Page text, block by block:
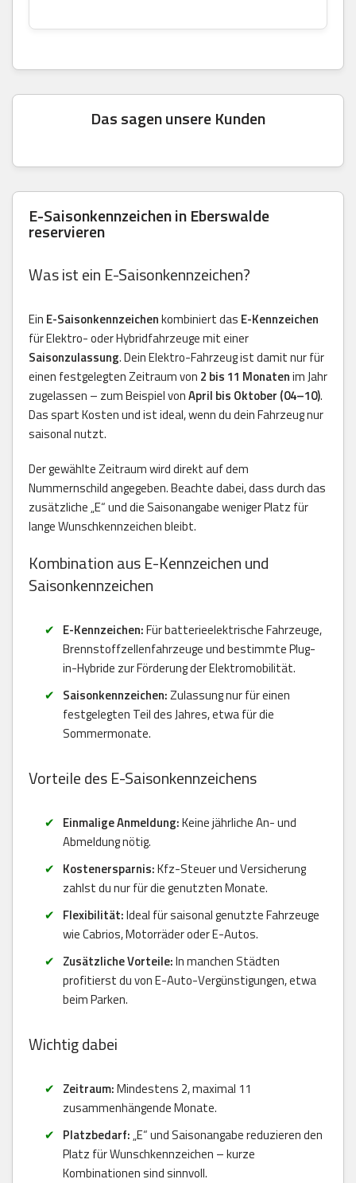
Das sagen unsere Kunden
E-Saisonkennzeichen in Eberswalde
reservieren
Was ist ein E-Saisonkennzeichen?
Ein E-Saisonkennzeichenkombiniert das E-Kennzeichen
für Elektro- oder Hybridfahrzeuge mit einer
Saisonzulassung. Dein Elektro-Fahrzeug ist damit nur für
einen festgelegten Zeitraum von 2 bis 11 Monatenim Jahr
zugelassen – zum Beispiel vonApril bis Oktober (04–10).
Das spart Kosten und ist ideal, wenn du dein Fahrzeug nur
saisonal nutzt.
Der gewählte Zeitraum wird direkt auf dem
Nummernschild angegeben. Beachte dabei, dass durch das
zusätzliche „E“ und die Saisonangabe weniger Platz für
lange Wunschkennzeichen bleibt.
Kombination aus E-Kennzeichen und
Saisonkennzeichen
E-Kennzeichen:Für batterieelektrische Fahrzeuge,
Brennstoffzellenfahrzeuge und bestimmte Plug-
in-Hybride zur Förderung der Elektromobilität.
Saisonkennzeichen:Zulassung nur für einen
festgelegten Teil des Jahres, etwa für die
Sommermonate.
Vorteile des E-Saisonkennzeichens
Einmalige Anmeldung:Keine jährliche An- und
Abmeldung nötig.
Kostenersparnis:Kfz-Steuer und Versicherung
zahlst du nur für die genutzten Monate.
Flexibilität:Ideal für saisonal genutzte Fahrzeuge
wie Cabrios, Motorräder oder E-Autos.
Zusätzliche Vorteile:In manchen Städten
profitierst du von E-Auto-Vergünstigungen, etwa
beim Parken.
Wichtig dabei
Zeitraum:Mindestens 2, maximal 11
zusammenhängende Monate.
Platzbedarf:„E“ und Saisonangabe reduzieren den
Platz für Wunschkennzeichen – kurze
Kombinationen sind sinnvoll.